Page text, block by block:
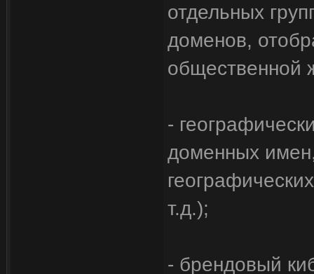
отдельных
доменов,
общественной
-
доменных
т.д.);
- брендовый